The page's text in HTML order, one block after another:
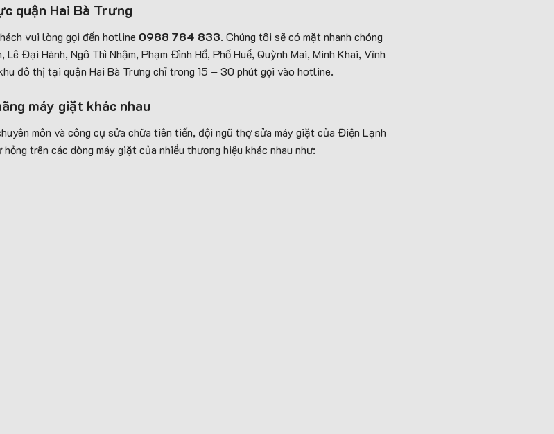
quận Hai Bà Trưng
vui lòng gọi đến hotline 0988 784 833. Chúng tôi sẽ có mặt nhanh chóng
Đại Hành, Ngô Thì Nhậm, Phạm Đình Hổ, Phố Huế, Quỳnh Mai, Minh Khai, Vĩnh
đô thị tại quận Hai Bà Trưng chỉ trong 15 – 30 phút gọi vào hotline.
máy giặt khác nhau
môn và công cụ sửa chữa tiên tiến, đội ngũ thợ sửa máy giặt của Điện Lạnh
trên các dòng máy giặt của nhiều thương hiệu khác nhau như: